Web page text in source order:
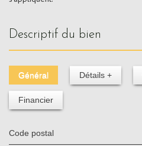
descriptif du bien
Général Détails +
Financier
Code postal